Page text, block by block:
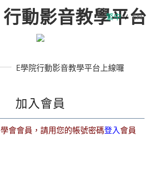
繁中 / EN
E學院行動影音教學平台上線囉
加入會員
會會員，請用您的帳號密碼登入會員